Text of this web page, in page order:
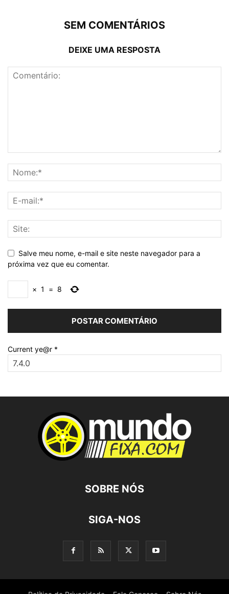
SEM COMENTÁRIOS
DEIXE UMA RESPOSTA
Salve meu nome, e-mail e site neste navegador para a
próxima vez que eu comentar.
× 1 = 8
Current ye@r *
SOBRE NÓS
SIGA-NOS